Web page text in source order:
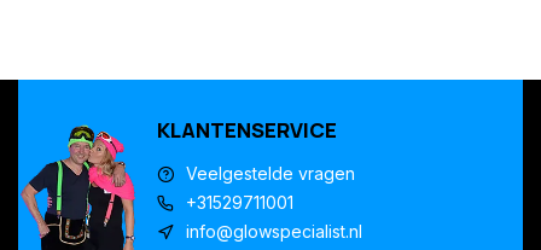
KLANTENSERVICE
Veelgestelde vragen
+31529711001
info@glowspecialist.nl